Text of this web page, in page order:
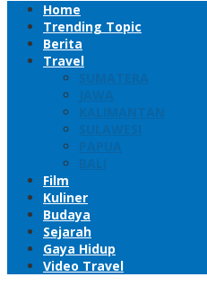
Home
Trending Topic
Berita
Travel
SUMATERA
JAWA
KALIMANTAN
SULAWESI
PAPUA
BALI
Film
Kuliner
Budaya
Sejarah
Gaya Hidup
Video Travel